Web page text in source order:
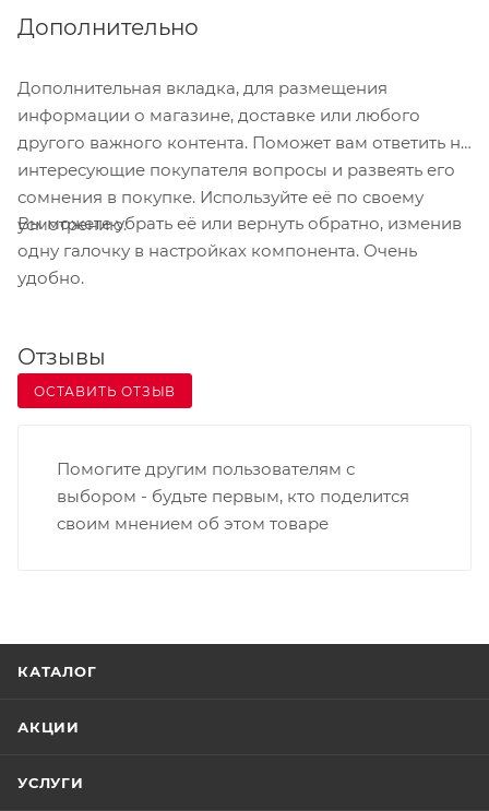
Дополнительно
Дополнительная вкладка, для размещения
информации о магазине, доставке или любого
другого важного контента. Поможет вам ответить на
интересующие покупателя вопросы и развеять его
сомнения в покупке. Используйте её по своему
усмотрению.
Вы можете убрать её или вернуть обратно, изменив
одну галочку в настройках компонента. Очень
удобно.
Отзывы
ОСТАВИТЬ ОТЗЫВ
Помогите другим пользователям с
выбором - будьте первым, кто поделится
своим мнением об этом товаре
КАТАЛОГ
АКЦИИ
УСЛУГИ